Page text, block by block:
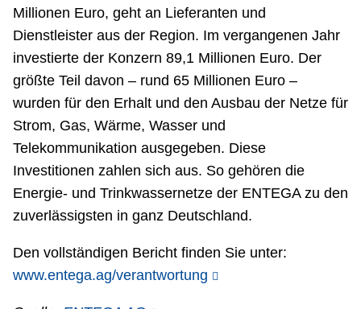
Millionen Euro, geht an Lieferanten und
Dienstleister aus der Region. Im vergangenen Jahr
investierte der Konzern 89,1 Millionen Euro. Der
größte Teil davon – rund 65 Millionen Euro –
wurden für den Erhalt und den Ausbau der Netze für
Strom, Gas, Wärme, Wasser und
Telekommunikation ausgegeben. Diese
Investitionen zahlen sich aus. So gehören die
Energie- und Trinkwassernetze der ENTEGA zu den
zuverlässigsten in ganz Deutschland.
Den vollständigen Bericht finden Sie unter:
www.entega.ag/verantwortung